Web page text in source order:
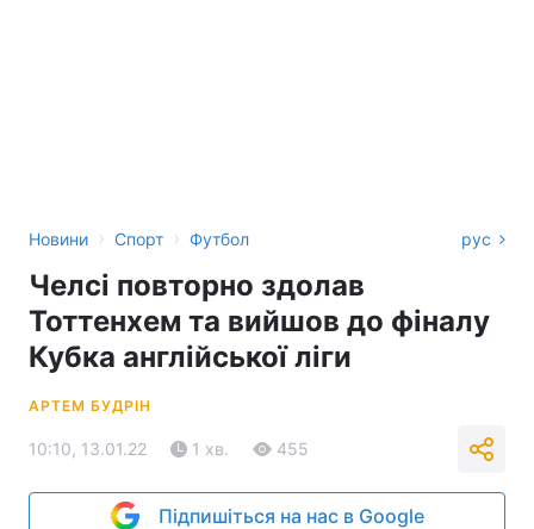
Новини › Спорт › Футбол рус
Челсі повторно здолав
Тоттенхем та вийшов до фіналу
Кубка англійської ліги
АРТЕМ БУДРІН
10:10, 13.01.22 1 хв. 455
Підпишіться на нас в Google